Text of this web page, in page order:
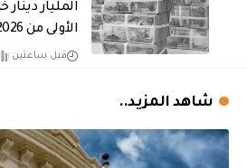
المليار
الأولى من 2026
قبل ساعتين
شاهد المزيد..